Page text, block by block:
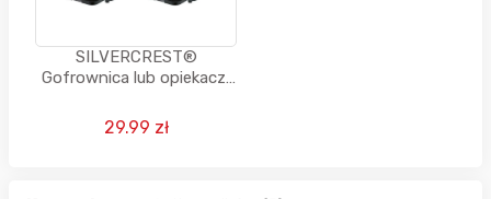
SILVERCREST®
Gofrownica lub opiekacz,
29.99 zł